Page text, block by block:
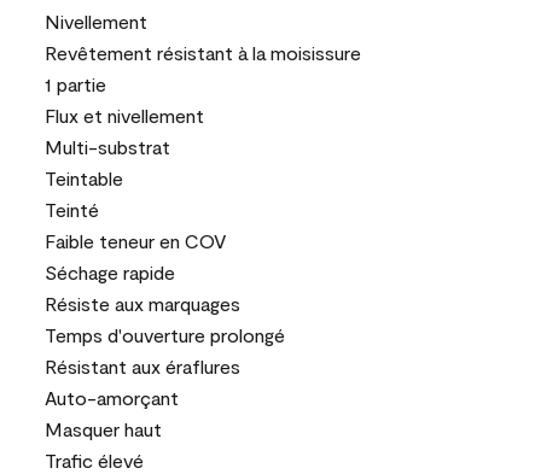
Nivellement
Revêtement résistant à la moisissure
1 partie
Flux et nivellement
Multi-substrat
Teintable
Teinté
Faible teneur en COV
Séchage rapide
Résiste aux marquages
Temps d'ouverture prolongé
Résistant aux éraflures
Auto-amorçant
Masquer haut
Trafic élevé